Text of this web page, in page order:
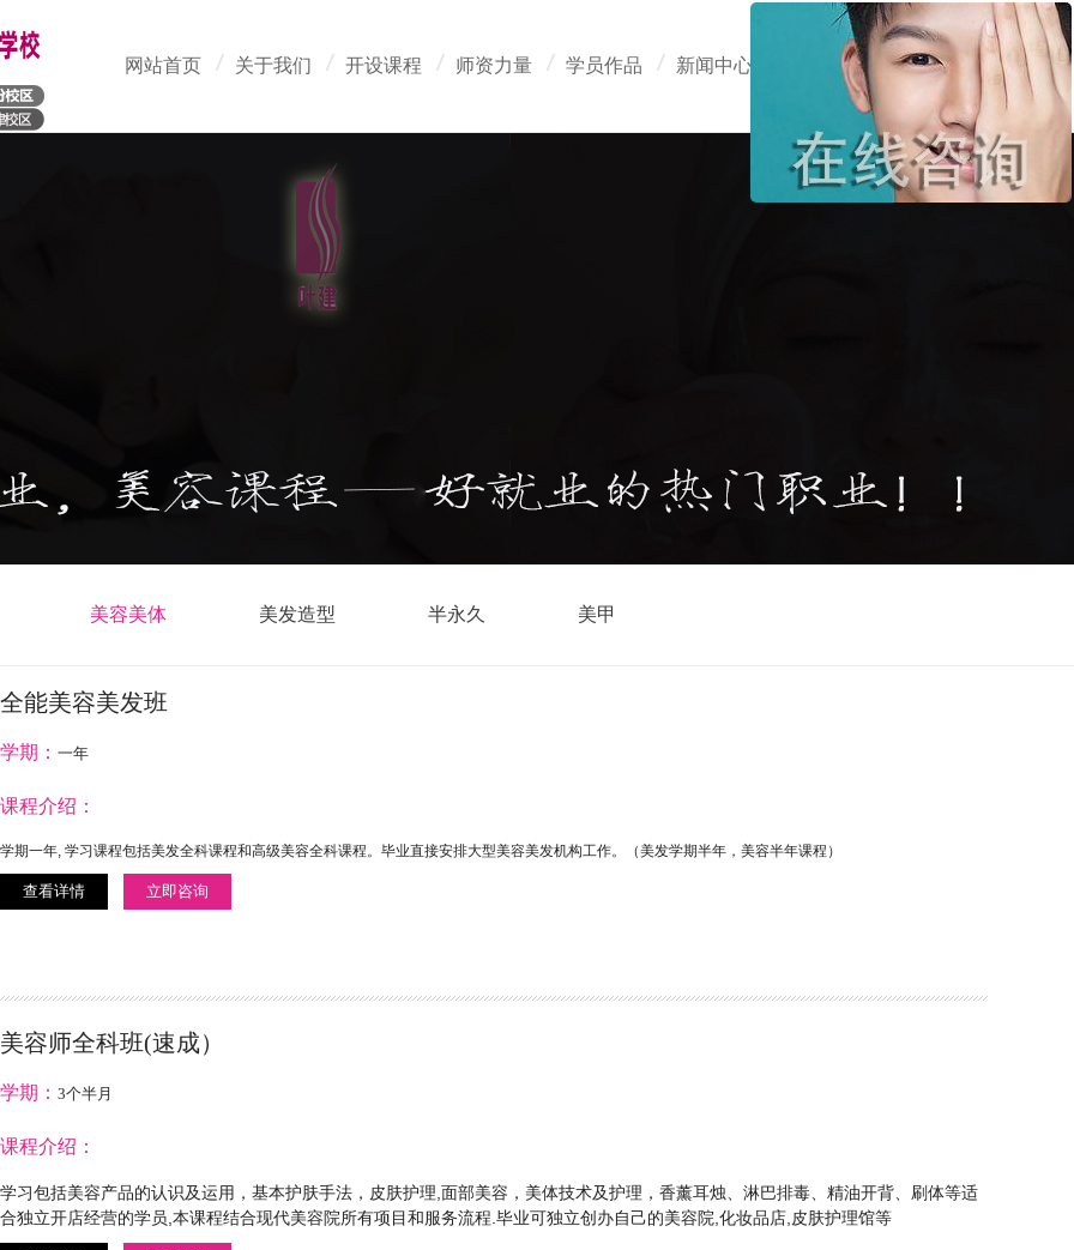
网站首页 关于我们 开设课程 师资力量 学员作品 新闻中心 在线报名 联系我们
美容美体 美发造型 半永久 美甲
全能美容美发班
学期： 一年
课程介绍：
学期一年, 学习课程包括美发全科课程和高级美容全科课程。毕业直接安排大型美容美发机构工作。（美发学期半年，美容半年课程）
查看详情 立即咨询
美容师全科班(速成）
学期： 3个半月
课程介绍：
学习包括美容产品的认识及运用，基本护肤手法，皮肤护理,面部美容，美体技术及护理，香薰耳烛、淋巴排毒、精油开背、刷体等适
合独立开店经营的学员,本课程结合现代美容院所有项目和服务流程.毕业可独立创办自己的美容院,化妆品店,皮肤护理馆等